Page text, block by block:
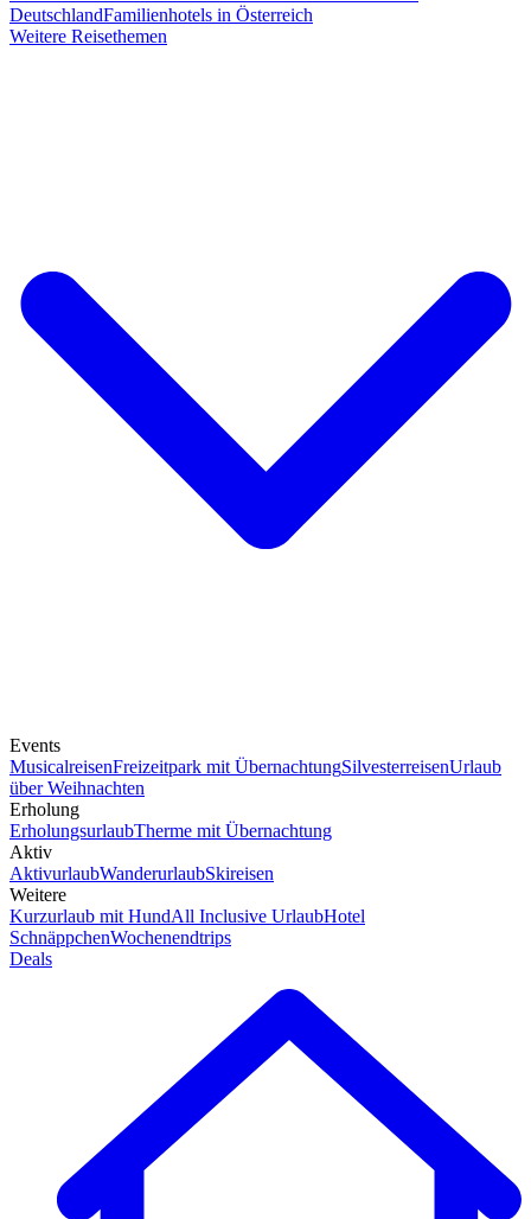
DeutschlandFamilienhotels in Österreich
Weitere Reisethemen
Events
MusicalreisenFreizeitpark mit ÜbernachtungSilvesterreisenUrlaub
über Weihnachten
Erholung
ErholungsurlaubTherme mit Übernachtung
Aktiv
AktivurlaubWanderurlaubSkireisen
Weitere
Kurzurlaub mit HundAll Inclusive UrlaubHotel
SchnäppchenWochenendtrips
Deals